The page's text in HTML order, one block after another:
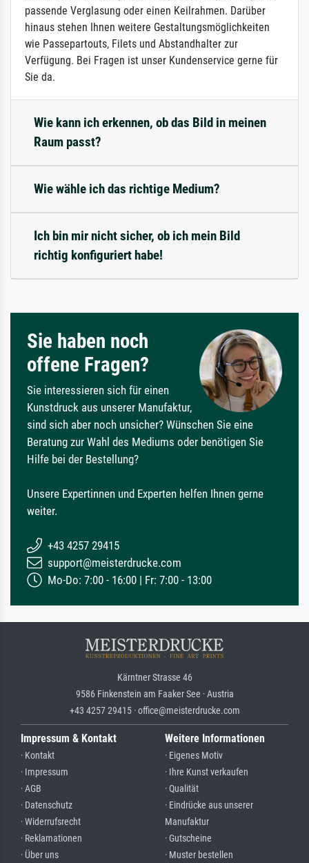
passende Verglasung oder einen Keilrahmen. Darüber
hinaus stehen Ihnen weitere Gestaltungsmöglichkeiten
wie Passepartouts, Filets und Abstandhalter zur
Verfügung. Bei Fragen ist unser Kundenservice gerne für
Sie da.
Wie kann ich erkennen, ob das Bild in meinen
Raum passt?
Wie wähle ich das richtige Medium?
Ich bin mir nicht sicher, ob ich mein Bild
richtig konfiguriert habe!
Sie haben noch
offene Fragen?
Sie interessieren sich für einen
Kunstdruck aus unserer Manufaktur,
sind sich aber noch unsicher? Wünschen Sie eine
Beratung zur Wahl des Mediums oder benötigen Sie
Hilfe bei der Bestellung?
Unsere Expertinnen und Experten helfen Ihnen gerne
weiter.
+43 4257 29415
support@meisterdrucke.com
Mo-Do: 7:00 - 16:00 | Fr: 7:00 - 13:00
Kärntner Strasse 46
9586 Finkenstein am Faaker See · Austria
+43 4257 29415 · office@meisterdrucke.com
Impressum & Kontakt
· Kontakt
· Impressum
· AGB
· Datenschutz
· Widerrufsrecht
· Reklamationen
· Über uns
Weitere Informationen
· Eigenes Motiv
· Ihre Kunst verkaufen
· Qualität
· Eindrücke aus unserer
Manufaktur
· Gutscheine
· Muster bestellen